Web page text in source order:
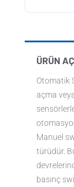
ÜRÜN
Otomatik
açma
Manuel
türüdür.
basınç